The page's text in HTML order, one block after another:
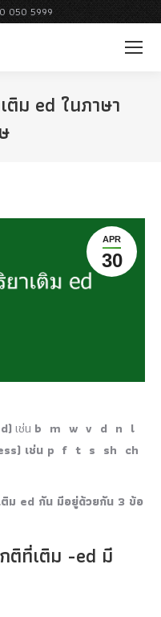
050 5999
ติม ed ในภาษา
APR
30
เช่น b m w v d n l
เช่น p f t s sh ch
ติม ed กัน มีอยู่ด้วยกัน 3 ข้อ
ติที่เติม -ed มี